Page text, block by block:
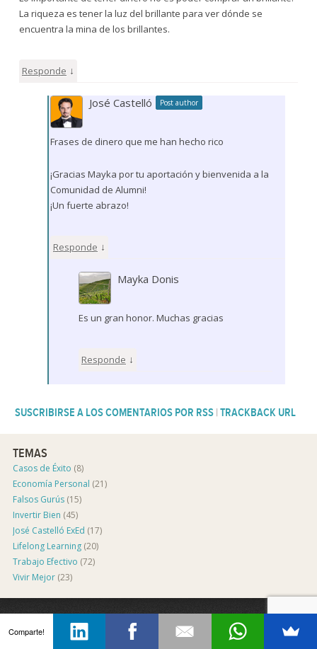
La riqueza es tener la luz del brillante para ver dónde se
encuentra la mina de los brillantes.
Responde ↓
José Castelló Post author
Frases de dinero que me han hecho rico
¡Gracias Mayka por tu aportación y bienvenida a la
Comunidad de Alumni!
¡Un fuerte abrazo!
Responde ↓
Mayka Donis
Es un gran honor. Muchas gracias
Responde ↓
SUSCRIBIRSE A LOS COMENTARIOS POR RSS | TRACKBACK URL
TEMAS
Casos de Éxito (8)
Economía Personal (21)
Falsos Gurús (15)
Invertir Bien (45)
José Castelló ExEd (17)
Lifelong Learning (20)
Trabajo Efectivo (72)
Vivir Mejor (23)
JOSÉ CASTELLÓ EXECUTIVE EDUCATION® Y ¡VIVE SIN TRABAJAR!® SON MARCAS REGISTRADAS
POR JOSÉ CASTELLÓ.
Comparte!